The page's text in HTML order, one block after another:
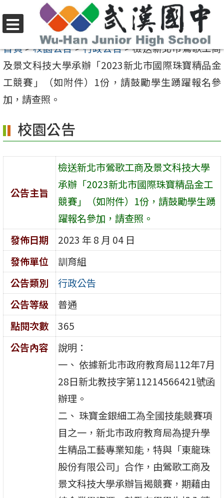
至
要
內
容
選
單
首頁>校園公告>行政公告>檢送新北市鶯歌工商
及景文科技大學承辦「2023新北市國際珠寶精品金
工競賽」（如附件）1份，請鼓勵學生踴躍報名參
加，請查照。
校園公告
公告主旨
檢送新北市鶯歌工商及景文科技大學
承辦「2023新北市國際珠寶精品金工
競賽」（如附件）1份，請鼓勵學生踴
躍報名參加，請查照。
發佈日期
2023 年 8 月 04 日
發佈單位
訓育組
公告類別
行政公告
公告等級
普通
點閱次數
365
公告內容
說明：
一、 依據新北市政府教育局112年7月
28日新北教技字第11214566421號函
辦理。
二、 珠寶金銀細工為全國技能競賽項
目之一，新北市政府教育局為提升學
生精品工藝專業知能，特與「東龍珠
股份有限公司」合作，由鶯歌工商及
景文科技大學承辦旨揭競賽，期藉由